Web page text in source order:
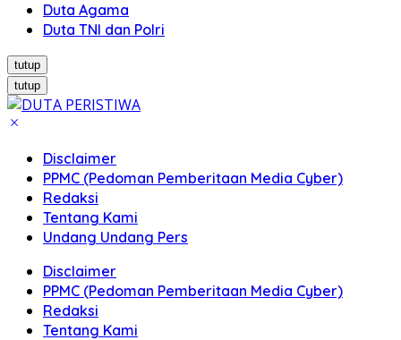
Duta Agama
Duta TNI dan Polri
tutup
tutup
Disclaimer
PPMC (Pedoman Pemberitaan Media Cyber)
Redaksi
Tentang Kami
Undang Undang Pers
Disclaimer
PPMC (Pedoman Pemberitaan Media Cyber)
Redaksi
Tentang Kami